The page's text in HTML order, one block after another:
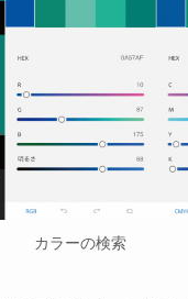
カラーの検索